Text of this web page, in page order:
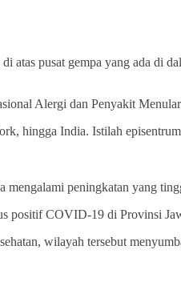
atas pusat gempa yang ada di
Alergi dan Penyakit
hingga India. Istilah
mengalami peningkatan yang
positif COVID-19 di Provinsi
wilayah tersebut